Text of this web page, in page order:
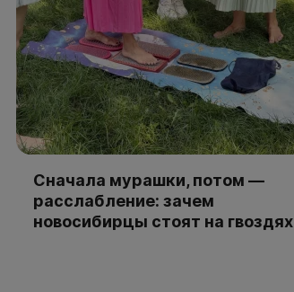
Сначала мурашки, потом —
расслабление: зачем
новосибирцы стоят на гвоздях